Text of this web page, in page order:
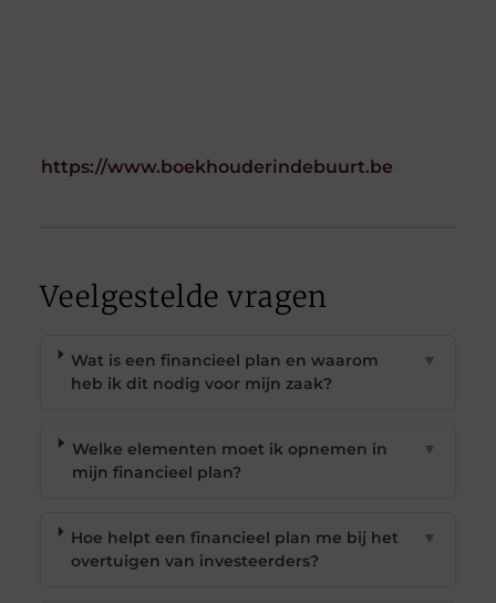
https://www.boekhouderindebuurt.be
Veelgestelde vragen
Wat is een financieel plan en waarom
heb ik dit nodig voor mijn zaak?
▼
Welke elementen moet ik opnemen in
mijn financieel plan?
▼
Hoe helpt een financieel plan me bij het
overtuigen van investeerders?
▼